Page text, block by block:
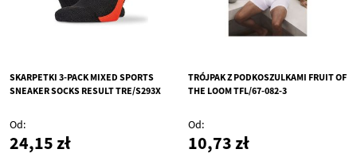
SKARPETKI 3-PACK MIXED SPORTS
SNEAKER SOCKS RESULT TRE/S293X
Od
24,15 zł
TRÓJPAK Z PODKOSZULKAMI FRUIT OF
THE LOOM TFL/67-082-3
Od
10,73 zł